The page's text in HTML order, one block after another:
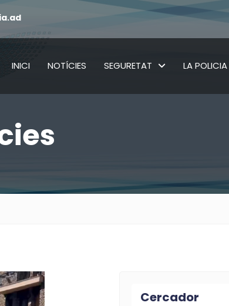
INICI NOTÍCIES SEGURETAT LA POLICIA
Cercador